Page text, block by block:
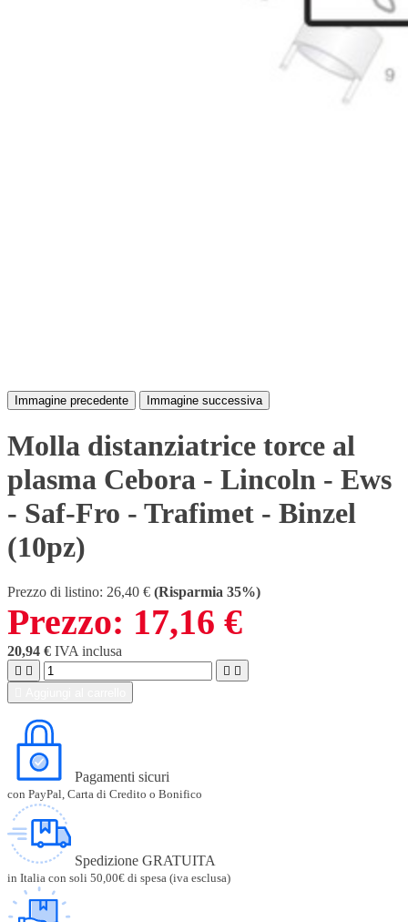
Immagine precedente Immagine successiva
Molla distanziatrice torce al
plasma Cebora - Lincoln - Ews
- Saf-Fro - Trafimet - Binzel
(10pz)
Prezzo di listino: 26,40 € (Risparmia 35%)
Prezzo: 17,16 €
20,94 € IVA inclusa
   
Pagamenti sicuri
con PayPal, Carta di Credito o Bonifico
Spedizione GRATUITA
in Italia con soli 50,00€ di spesa (iva esclusa)